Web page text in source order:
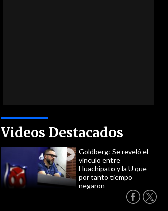
Videos Destacados
Goldberg: Se reveló el
vínculo entre
Huachipato y la U que
por tanto tiempo
negaron